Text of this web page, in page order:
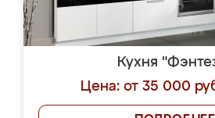
Кухня
Цена: от 35 000